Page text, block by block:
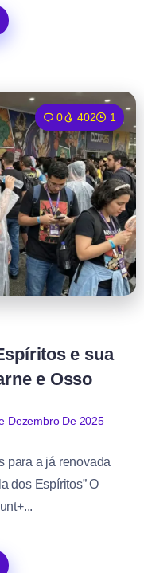
0 402 1
e sua
e Osso
Dezembro De 2025
para a já renovada
dos Espíritos” O